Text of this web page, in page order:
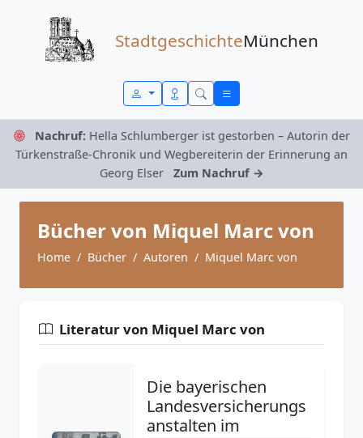
StadtgeschichteMünchen
Nachruf: Hella Schlumberger ist gestorben – Autorin der
Türkenstraße-Chronik und Wegbereiterin der Erinnerung an
Georg Elser
Zum Nachruf →
Bücher von Miquel Marc von
Home Bücher Autoren Miquel Marc von
Literatur von Miquel Marc von
Die bayerischen
Landesversicherungs
anstalten im